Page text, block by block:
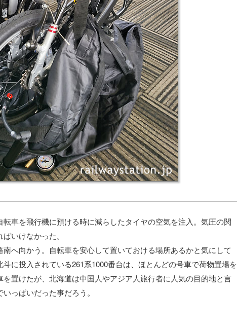
車を飛行機に預ける時に減らしたタイヤの空気を注入。気圧の関
いけなかった。
へ向かう。自転車を安心して置いておける場所あるかと気にして
に投入されている261系1000番台は、ほとんどの号車で荷物置場を
置けたが、北海道は中国人やアジア人旅行者に人気の目的地と言
っぱいだった事だろう。